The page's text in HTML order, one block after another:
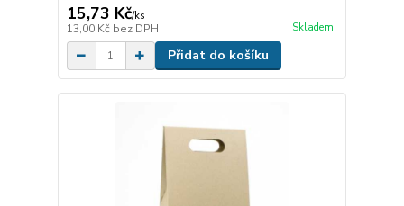
15,73 Kč/ks
13,00 Kč bez DPH Skladem
Přidat do košíku